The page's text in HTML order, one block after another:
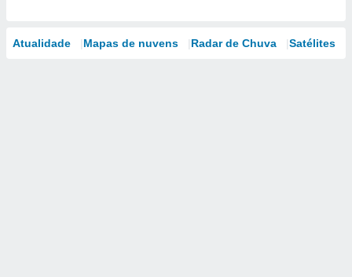
Atualidade Mapas de nuvens Radar de Chuva Satélites